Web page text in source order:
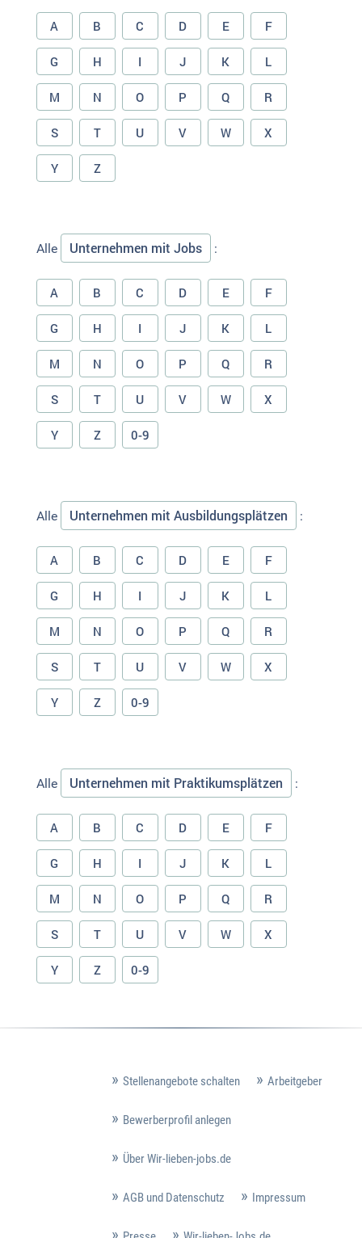
A B C D E F
G H I J K L
M N O P Q R
S T U V W X
Y Z
Alle Unternehmen mit Jobs :
A B C D E F
G H I J K L
M N O P Q R
S T U V W X
Y Z 0-9
Alle Unternehmen mit Ausbildungsplätzen :
A B C D E F
G H I J K L
M N O P Q R
S T U V W X
Y Z 0-9
Alle Unternehmen mit Praktikumsplätzen :
A B C D E F
G H I J K L
M N O P Q R
S T U V W X
Y Z 0-9
Stellenangebote schalten Arbeitgeber
Bewerberprofil anlegen
Über Wir-lieben-jobs.de
AGB und Datenschutz Impressum